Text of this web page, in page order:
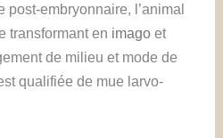
post-embryonnaire, l’animal
transformant en imago et
de milieu et mode de
qualifiée de mue larvo-